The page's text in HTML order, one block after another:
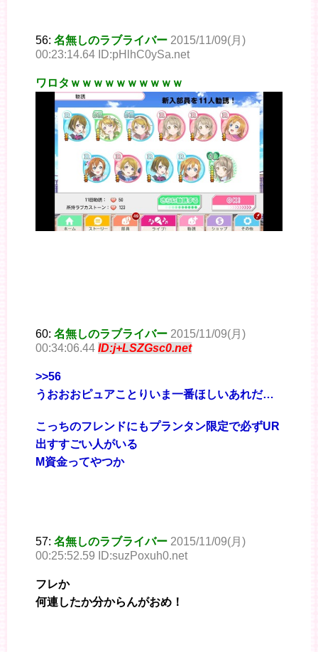
56: 名無しのラブライバー 2015/11/09(月)
00:23:14.64 ID:pHlhC0ySa.net
ワロタｗｗｗｗｗｗｗｗｗｗ
60: 名無しのラブライバー 2015/11/09(月)
00:34:06.44 ID:j+LSZGsc0.net
>>56
うおおおピュアことりいま一番ほしいあれだ…
こっちのフレンドにもプランタン限定で必ずUR
出すすごい人がいる
M資金ってやつか
57: 名無しのラブライバー 2015/11/09(月)
00:25:52.59 ID:suzPoxuh0.net
フレか
何連したか分からんがおめ！